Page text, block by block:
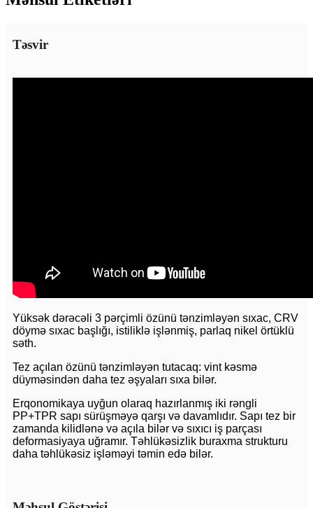
Təsvir
Yüksək dərəcəli 3 pərçimli özünü tənzimləyən sıxac, CRV
döymə sıxac başlığı, istiliklə işlənmiş, parlaq nikel örtüklü
səth.
Tez açılan özünü tənzimləyən tutacaq: vint kəsmə
düyməsindən daha tez əşyaları sıxa bilər.
Erqonomikaya uyğun olaraq hazırlanmış iki rəngli
PP+TPR sapı sürüşməyə qarşı və davamlıdır. Sapı tez bir
zamanda kilidlənə və açıla bilər və sıxıcı iş parçası
deformasiyaya uğramır. Təhlükəsizlik buraxma strukturu
daha təhlükəsiz işləməyi təmin edə bilər.